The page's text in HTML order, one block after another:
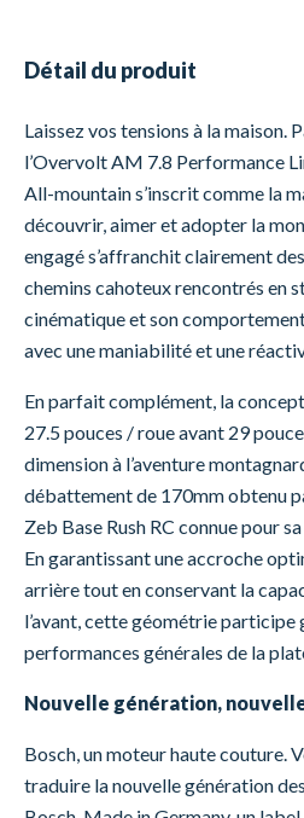
Détail du produit
Laissez vos tensions à la maison.
l’Overvolt AM 7.8 Performance
All-mountain s’inscrit comme la
découvrir, aimer et adopter la
engagé s’affranchit clairement
chemins cahoteux rencontrés en
cinématique et son
avec une maniabilité et une
En parfait complément, la
27.5 pouces / roue avant 29
dimension à l’aventure
débattement de 170mm obtenu
Zeb Base Rush RC connue pour
En garantissant une accroche
arrière tout en conservant la
l’avant, cette géométrie participe
performances générales de la
Nouvelle génération,
Bosch, un moteur haute couture.
traduire la nouvelle génération